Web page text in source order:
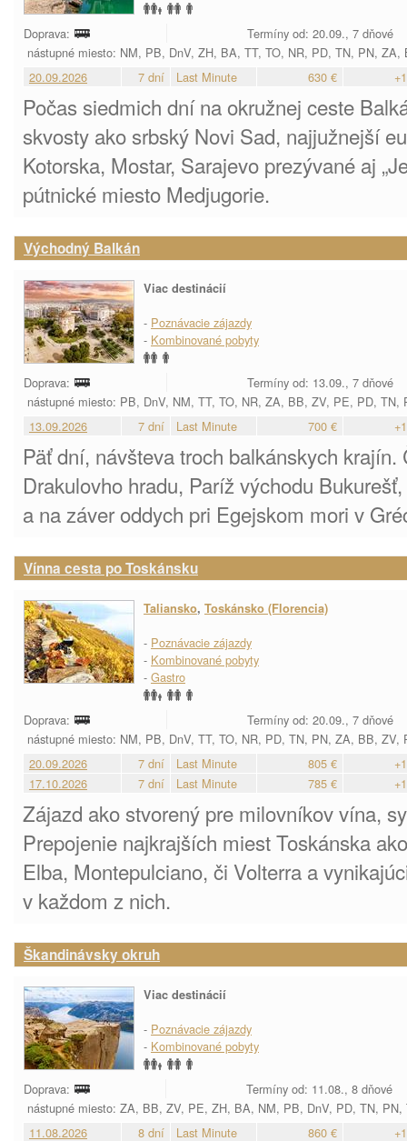
Doprava:
Termíny od: 20.09., 7 dňové
nástupné miesto: NM, PB, DnV, ZH, BA, TT, TO, NR, PD, TN, PN, ZA,
20.09.2026
7 dní Last Minute 630 €
Počas siedmich dní na okružnej ceste
skvosty ako srbský Novi Sad, najjužnejší
Kotorska, Mostar, Sarajevo prezývané aj
pútnické miesto Medjugorie.
Východný Balkán
Viac destinácií
- Poznávacie zájazdy
- Kombinované pobyty
Doprava:
Termíny od: 13.09., 7 dňové
nástupné miesto: PB, DnV, NM, TT, TO, NR, ZA, BB, ZV, PE, PD, TN,
13.09.2026
7 dní Last Minute 700 €
Päť dní, návšteva troch balkánskych krajín.
Drakulovho hradu, Paríž východu
a na záver oddych pri Egejskom mori v
Vínna cesta po Toskánsku
Taliansko, Toskánsko (Florencia)
- Poznávacie zájazdy
- Kombinované pobyty
- Gastro
Doprava:
Termíny od: 20.09., 7 dňové
nástupné miesto: NM, PB, DnV, TT, TO, NR, PD, TN, PN, ZA, BB, ZV,
20.09.2026
7 dní Last Minute 805 €
17.10.2026
7 dní Last Minute 785 €
Zájazd ako stvorený pre milovníkov vína,
Prepojenie najkrajších miest Toskánska
Elba, Montepulciano, či Volterra a
v každom z nich.
Škandinávsky okruh
Viac destinácií
- Poznávacie zájazdy
- Kombinované pobyty
Doprava:
Termíny od: 11.08., 8 dňové
nástupné miesto: ZA, BB, ZV, PE, ZH, BA, NM, PB, DnV, PD, TN,
11.08.2026
8 dní Last Minute 860 €